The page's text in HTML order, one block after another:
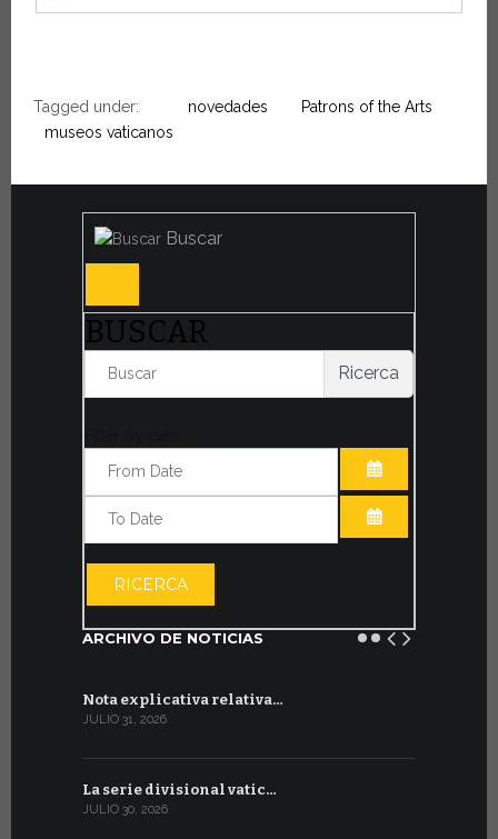
Tagged under: novedades
Patrons of the Arts
museos vaticanos
Buscar
BUSCAR
Ricerca
ABRIR EL
RICERCA
ARCHIVO DE NOTICIAS
Nota explicativa relativa…
JULIO 31, 2026
La serie divisional vatic…
JULIO 30, 2026